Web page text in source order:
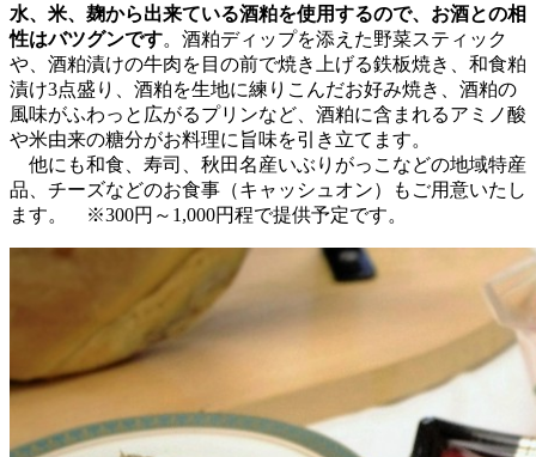
水、米、麹から出来ている酒粕を使用するので、お酒との相
性はバツグンです。酒粕ディップを添えた野菜スティック
や、酒粕漬けの牛肉を目の前で焼き上げる鉄板焼き、和食粕
漬け3点盛り、酒粕を生地に練りこんだお好み焼き、酒粕の
風味がふわっと広がるプリンなど、酒粕に含まれるアミノ酸
や米由来の糖分がお料理に旨味を引き立てます。
他にも和食、寿司、秋田名産いぶりがっこなどの地域特産
品、チーズなどのお食事（キャッシュオン）もご用意いたし
ます。 ※300円～1,000円程で提供予定です。